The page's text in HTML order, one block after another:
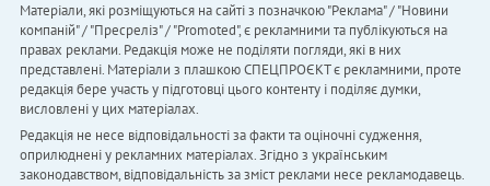
Матеріали, які розміщуються на сайті з позначкою "Реклама" / "Новини
компаній" / "Пресреліз" / "Promoted", є рекламними та публікуються на
правах реклами. Редакція може не поділяти погляди, які в них
представлені. Матеріали з плашкою СПЕЦПРОЄКТ є рекламними, проте
редакція бере участь у підготовці цього контенту і поділяє думки,
висловлені у цих матеріалах.
Редакція не несе відповідальності за факти та оціночні судження,
оприлюднені у рекламних матеріалах. Згідно з українським
законодавством, відповідальність за зміст реклами несе рекламодавець.